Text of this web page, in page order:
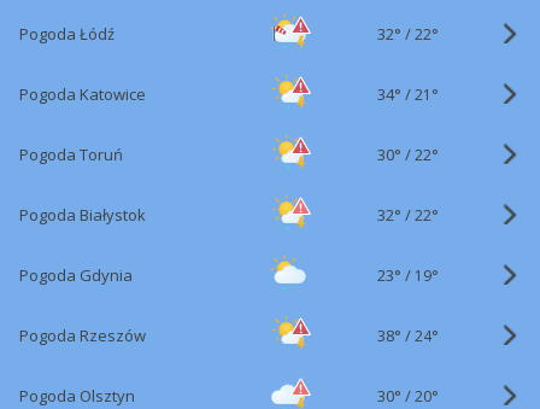
Pogoda Łódź 32° /22°
Pogoda Katowice 34° /21°
Pogoda Toruń 30° /22°
Pogoda Białystok 32° /22°
Pogoda Gdynia 23° / 19°
Pogoda Rzeszów 38° /24°
Pogoda Olsztyn 30° /20°